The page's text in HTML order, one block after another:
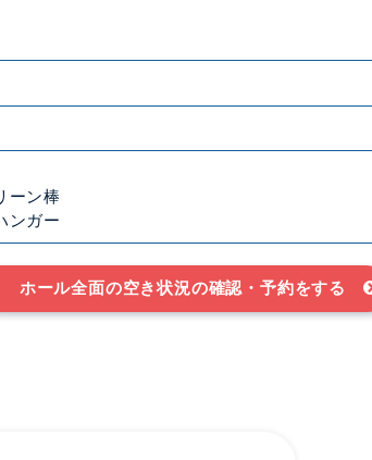
ーン棒
ンガー
ホール全面の空き状況の確認・予約をする